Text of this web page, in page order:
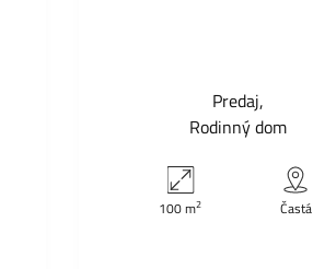
Predaj
Rodinný dom
100 m2 Častá